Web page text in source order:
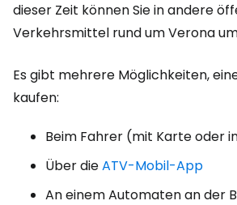
dieser Zeit können Sie in andere
Verkehrsmittel rund um Verona
Es gibt mehrere Möglichkeiten,
kaufen:
Beim Fahrer (mit Karte oder
Über dieATV-Mobil-App
An einem Automaten an der